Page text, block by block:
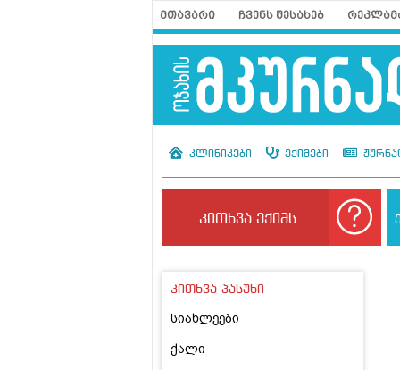
მთავარი ჩვენს შესახებ
კლინიკები ექიმები
კითხვა ექიმს
კითხვა პასუხი
სიახლეები
ქალი